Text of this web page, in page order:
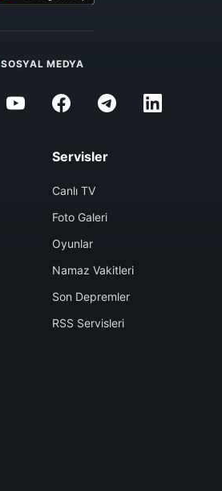
SOSYAL MEDYA
Servisler
Canlı TV
Foto Galeri
Oyunlar
Namaz Vakitleri
Son Depremler
RSS Servisleri